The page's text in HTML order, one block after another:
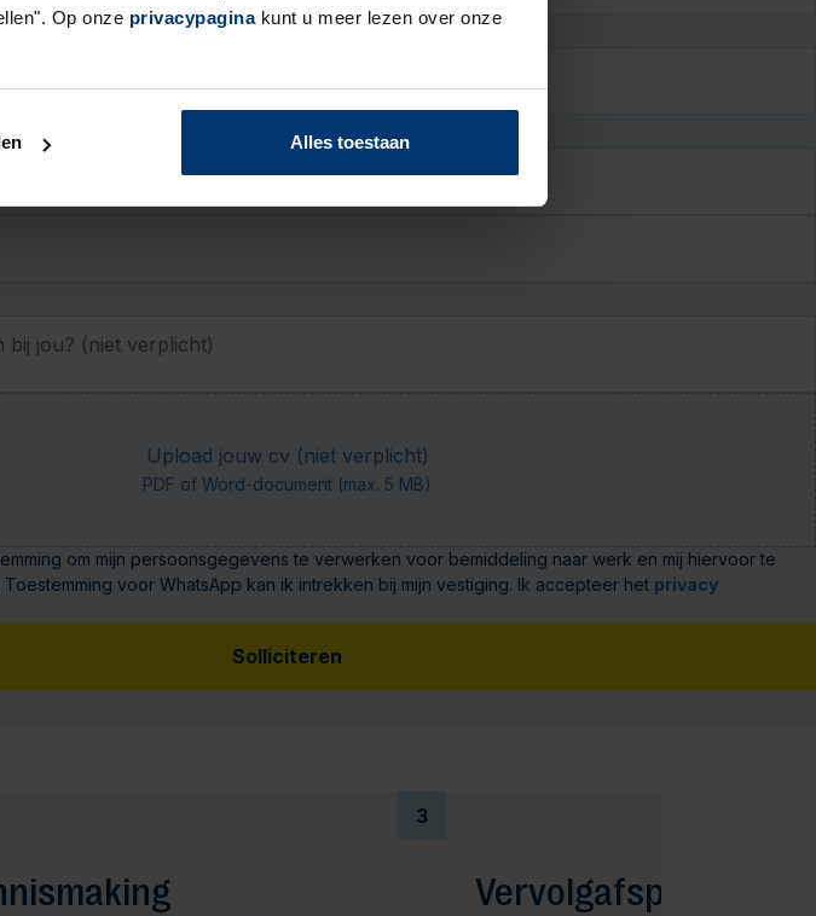
Op onze privacypaginakunt u meer lezen over onze
Alles toestaan
bij jou? (niet verplicht)
Upload jouw cv (niet verplicht)
PDF of Word-document (max. 5 MB)
om mijn persoonsgegevens te verwerken voor bemiddeling naar werk en mij hiervoor te
voor WhatsApp kan ik intrekken bij mijn vestiging. Ik accepteer het privacy
Solliciteren
3
Vervolgafspraak